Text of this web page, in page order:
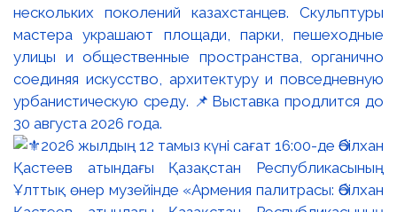
нескольких поколений казахстанцев. Скульптуры
мастера украшают площади, парки, пешеходные
улицы и общественные пространства, органично
соединяя искусство, архитектуру и повседневную
урбанистическую среду. 📌Выставка продлится до
30 августа 2026 года.